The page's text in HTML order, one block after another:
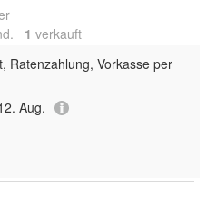
1 verkauft
Ratenzahlung, Vorkasse per
Aug.